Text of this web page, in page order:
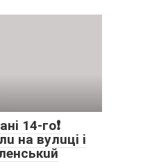
14-гo❗
нa вyлuцi i